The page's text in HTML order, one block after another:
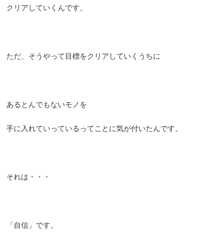
クリアしていくんです。
ただ、そうやって目標をクリアしていくうちに
あるとんでもないモノを
手に入れていっているってことに気が付いたんです。
それは・・・
「自信」です。